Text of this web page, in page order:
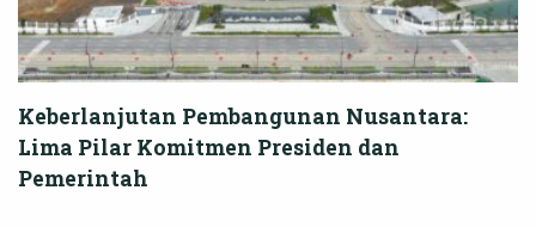
Keberlanjutan Pembangunan Nusantara:
Lima Pilar Komitmen Presiden dan
Pemerintah